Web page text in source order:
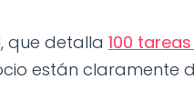
que detalla 100
están claramente